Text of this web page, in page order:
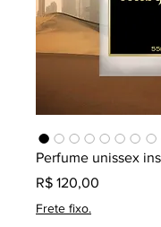
Perfume unissex
R$ 120,00
Frete fixo.